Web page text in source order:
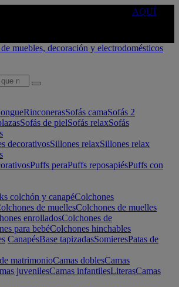
AQUÍ
RinconerasSofás camaSofás 2
Sofás de pielSofás relaxSofás
decorativosSillones relaxSillones relax
Puffs peraPuffs reposapiésPuffs con
colchón y canapéColchones
de muellesColchones de muelles
enrolladosColchones de
para bebéColchones hinchables
CanapésBase tapizadasSomieresPatas de
matrimonioCamas doblesCamas
juvenilesCamas infantilesLiterasCamas